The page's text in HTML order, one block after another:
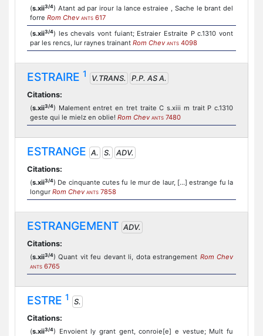
(s.xii3/4) Atant ad par irour la lance estraiee , Sache le brant del
forre Rom Chev ANTS 617
(s.xii3/4) les chevals vont fuiant; Estraier Estraite P c.1310 vont
par les rencs, lur raynes trainant Rom Chev ANTS 4098
ESTRAIRE 1 V.TRANS.
P.P. AS A.
Citations:
(s.xii3/4) Malement entret en tret traite C s.xiii m trait P c.1310
geste qui le mielz en oblie! Rom Chev ANTS 7480
ESTRANGE A. S.
ADV.
Citations:
(s.xii3/4) De cinquante cutes fu le mur de laur, [...] estrange fu la
longur Rom Chev ANTS 7858
ESTRANGEMENT ADV.
Citations:
(s.xii3/4) Quant vit feu devant li, dota estrangement Rom Chev
ANTS 6765
ESTRE 1
S.
Citations:
(s.xii3/4) Envoient ly grant gent, conroie[e] e vestue; Mult fu